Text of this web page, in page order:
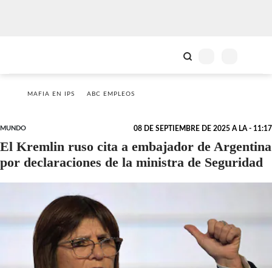
MAFIA EN IPS ABC EMPLEOS
MUNDO 08 DE SEPTIEMBRE DE 2025 A LA - 11:17
El Kremlin ruso cita a embajador de Argentina
por declaraciones de la ministra de Seguridad